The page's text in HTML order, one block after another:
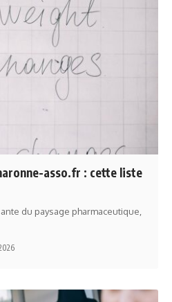
asso.fr : cette liste
du paysage pharmaceutique,